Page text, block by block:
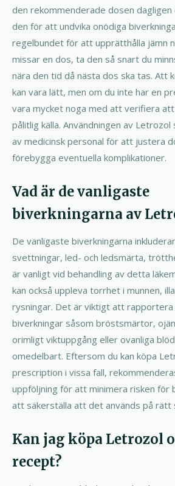
den rekommenderade dosen
den för att undvika onödiga
regelbundet för att upprätthålla jämn
missar en dos, ta den så snart du
nära den tid då nästa dos ska tas. Att
kan vara lätt, men om du inte har en
vara mycket noga med att verifiera
pålitlig källa. Användningen av
av medicinsk personal för att justera
förebygga eventuella komplikationer.
Vad är de vanligaste
biverkningarna av
De vanligaste biverkningarna
svettningar, led- och ledsmärta,
är vanligt vid behandling av detta
kan också uppleva torrhet i munnen,
rysningar. Det är viktigt att rapportera
biverkningar såsom bröstsmärtor,
orimligt viktuppgång eller ovanliga
omedelbart. Eftersom du kan köpa
prescription i vissa fall,
uppföljning för att minimera risken för
att säkerställa att det används på rätt
Kan jag köpa Letrozol
recept?